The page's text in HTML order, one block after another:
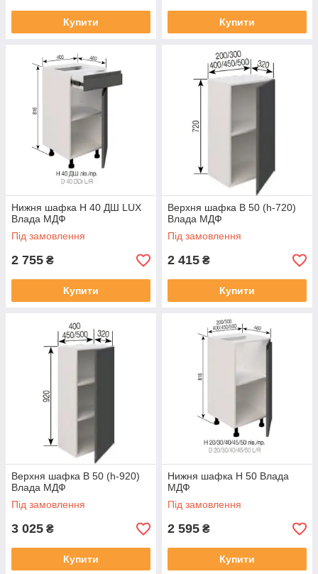
Купити Купити
Нижня шафка Н 40 ДШ LUX
Влада МДФ
Під замовлення
2 755 ₴
Купити
Верхня шафка В 50 (h-720)
Влада МДФ
Під замовлення
2 415 ₴
Купити
Верхня шафка В 50 (h-920)
Влада МДФ
Під замовлення
3 025 ₴
Купити
Нижня шафка Н 50 Влада
МДФ
Під замовлення
2 595 ₴
Купити